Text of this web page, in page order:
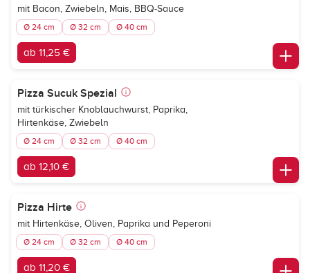
mit Bacon, Zwiebeln, Mais, BBQ-Sauce
Ø 24 cm Ø 32 cm Ø 40 cm
ab 11,25 €
Pizza Sucuk Spezial
mit türkischer Knoblauchwurst, Paprika,
Hirtenkäse, Zwiebeln
Ø 24 cm Ø 32 cm Ø 40 cm
ab 12,10 €
Pizza Hirte
mit Hirtenkäse, Oliven, Paprika und Peperoni
Ø 24 cm Ø 32 cm Ø 40 cm
ab 11,20 €